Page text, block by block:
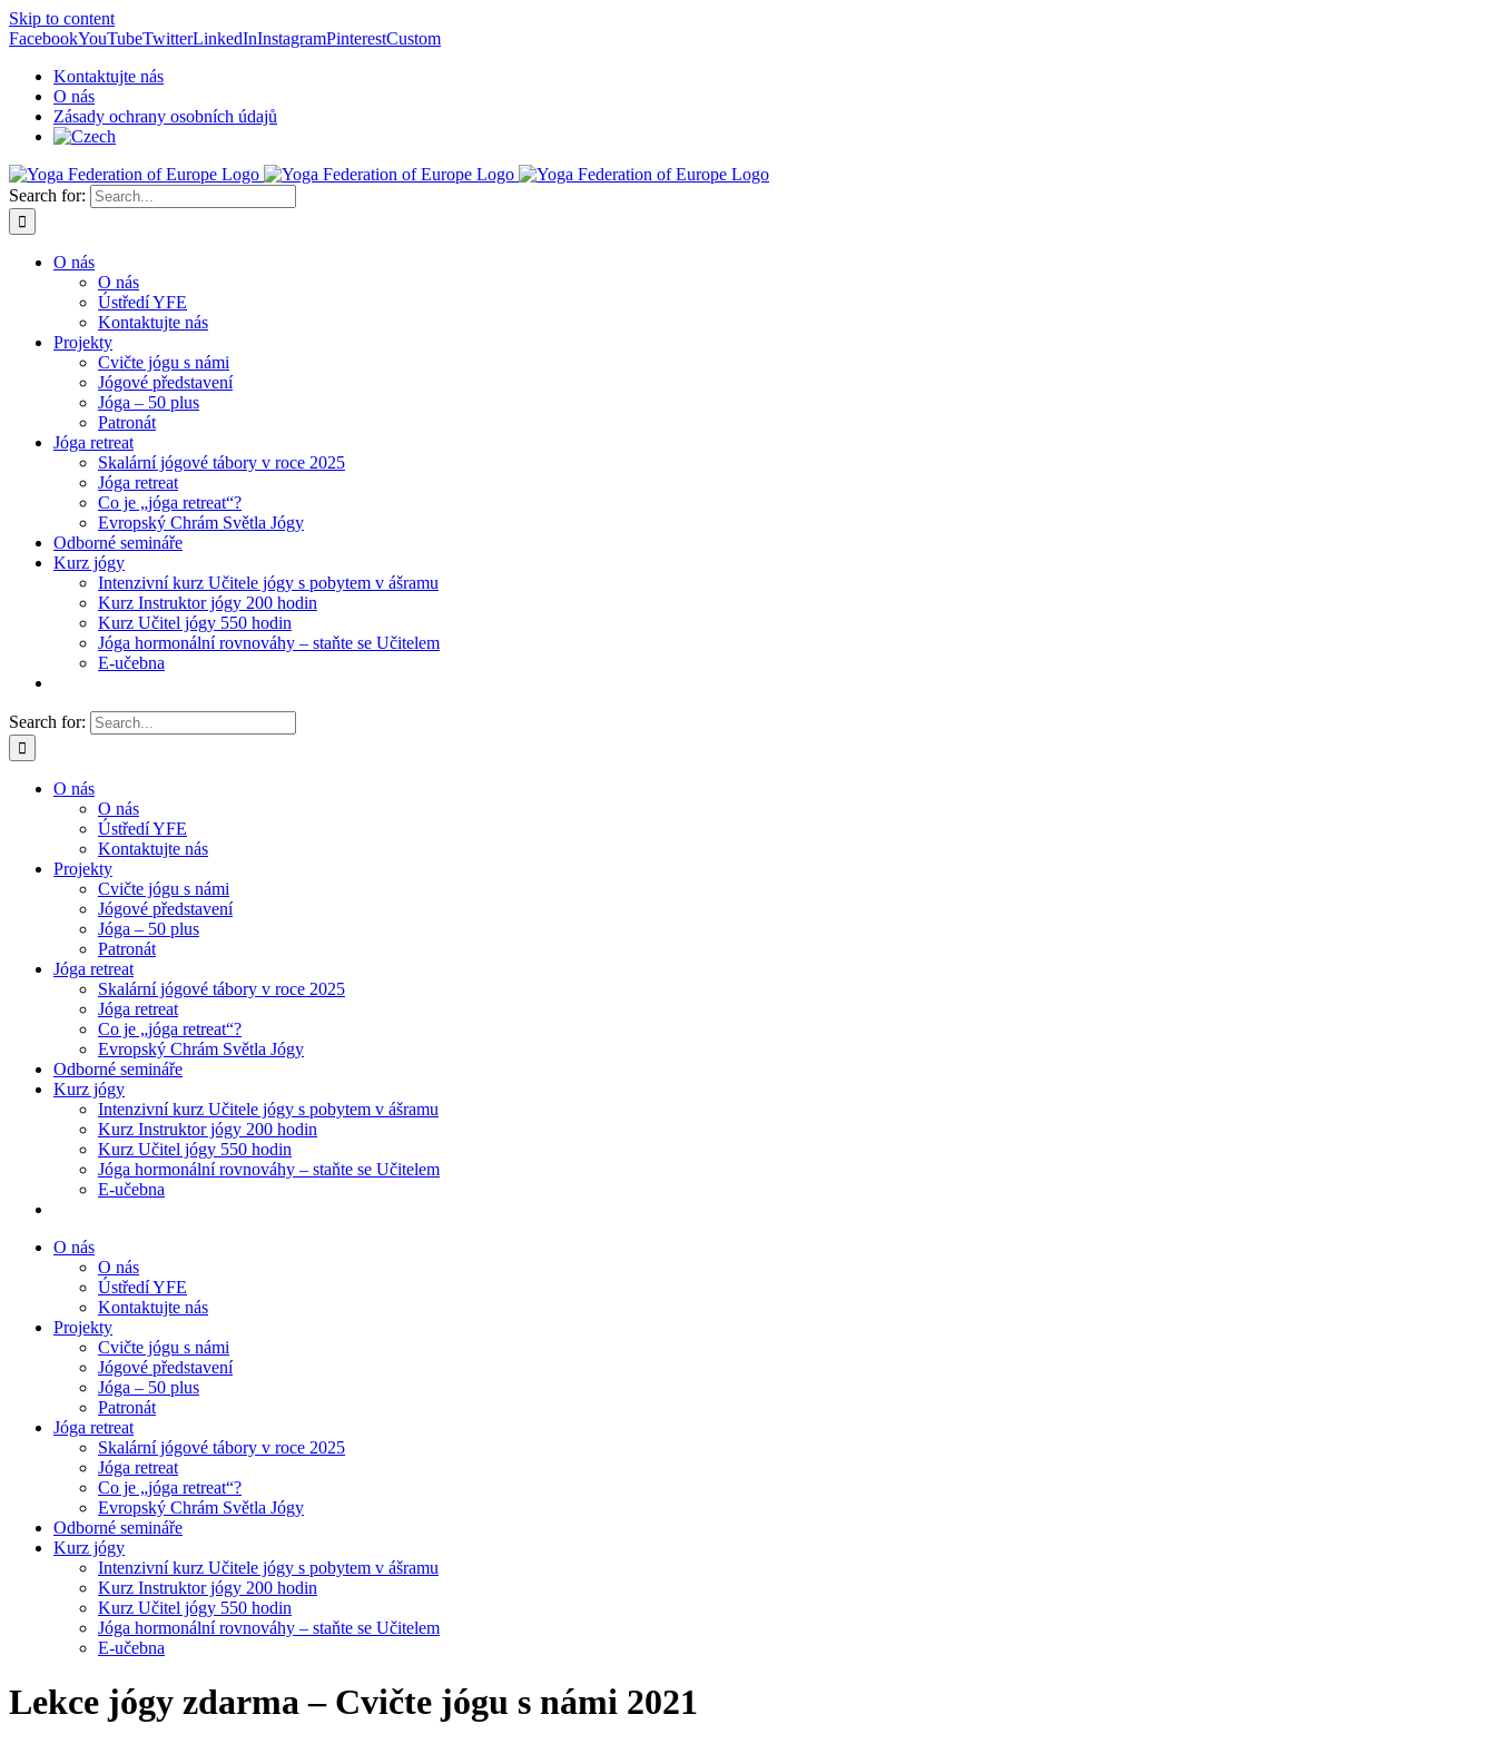
Skip to content
FacebookYouTubeTwitterLinkedInInstagramPinterestCustom
Kontaktujte nás
O nás
Zásady ochrany osobních údajů
Search for:
O nás
O nás
Ústředí YFE
Kontaktujte nás
Projekty
Cvičte jógu s námi
Jógové představení
Jóga – 50 plus
Patronát
Jóga retreat
Skalární jógové tábory v roce 2025
Jóga retreat
Co je „jóga retreat“?
Evropský Chrám Světla Jógy
Odborné semináře
Kurz jógy
Intenzivní kurz Učitele jógy s pobytem v ášramu
Kurz Instruktor jógy 200 hodin
Kurz Učitel jógy 550 hodin
Jóga hormonální rovnováhy – staňte se Učitelem
E-učebna
Search for:
O nás
O nás
Ústředí YFE
Kontaktujte nás
Projekty
Cvičte jógu s námi
Jógové představení
Jóga – 50 plus
Patronát
Jóga retreat
Skalární jógové tábory v roce 2025
Jóga retreat
Co je „jóga retreat“?
Evropský Chrám Světla Jógy
Odborné semináře
Kurz jógy
Intenzivní kurz Učitele jógy s pobytem v ášramu
Kurz Instruktor jógy 200 hodin
Kurz Učitel jógy 550 hodin
Jóga hormonální rovnováhy – staňte se Učitelem
E-učebna
O nás
O nás
Ústředí YFE
Kontaktujte nás
Projekty
Cvičte jógu s námi
Jógové představení
Jóga – 50 plus
Patronát
Jóga retreat
Skalární jógové tábory v roce 2025
Jóga retreat
Co je „jóga retreat“?
Evropský Chrám Světla Jógy
Odborné semináře
Kurz jógy
Intenzivní kurz Učitele jógy s pobytem v ášramu
Kurz Instruktor jógy 200 hodin
Kurz Učitel jógy 550 hodin
Jóga hormonální rovnováhy – staňte se Učitelem
E-učebna
Lekce jógy zdarma – Cvičte jógu s námi 2021